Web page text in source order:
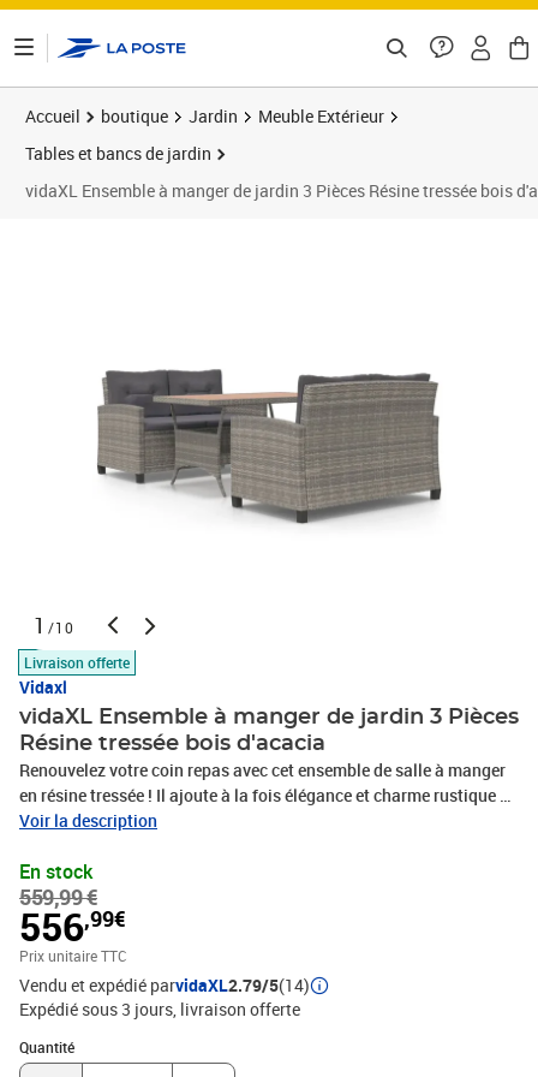
Accueil boutique Jardin
Meuble Extérieur
Tables et bancs de jardin
vidaXL Ensemble à manger de jardin 3 Pièces Résine tressée bois
1 /10
Livraison offerte
Vidaxl
vidaXL Ensemble à manger de jardin 3 Pièces
Résine tressée bois d'acacia
Renouvelez votre coin repas avec cet ensemble de salle à manger
en résine tressée ! Il ajoute à la fois élégance et charme rustique à
votre espace de vie extérieur. Vous pouvez profiter du repas sous
d'extérieur. Cet ensemble de salle à manger de patio, doté d'un
cadre en acier enduit de poudre, recouvert de résine tressée
résistant aux intempéries, est robuste et facile à nettoyer. Grâce à
sa construction légère, vous pouvez le déplacer facilement. Équipé
de coussins épais et moelleux, ce canapé vous procurera le plus
grand confort. Remarque : afin de prolonger la durée de vie des
meubles d'extérieur, nous vous recommandons de les protéger
avec une housse imperméable.Couleur : grisCouleur du coussin :
Voir la description
En stock
559,99 €
556,99€
Prix unitaire TTC
Vendu et expédié parvidaXL2.79/5(14)
Expédié sous 3 jours livraison offerte
Quantité
Quantité : 1